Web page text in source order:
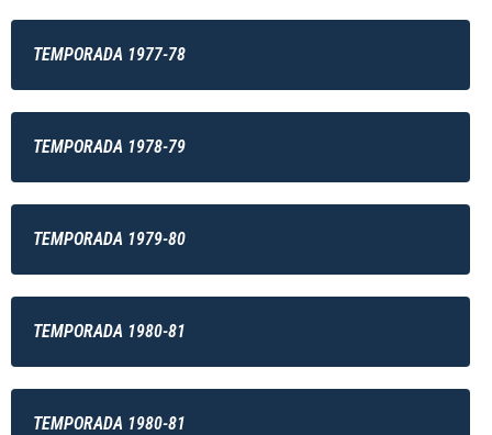
TEMPORADA 1977-78
TEMPORADA 1978-79
TEMPORADA 1979-80
TEMPORADA 1980-81
TEMPORADA 1980-81